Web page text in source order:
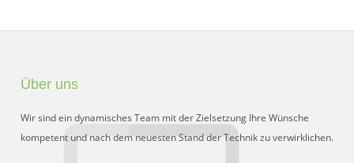
Über uns
Wir sind ein dynamisches Team mit der Zielsetzung Ihre Wünsche
kompetent und nach dem neuesten Stand der Technik zu verwirklichen.